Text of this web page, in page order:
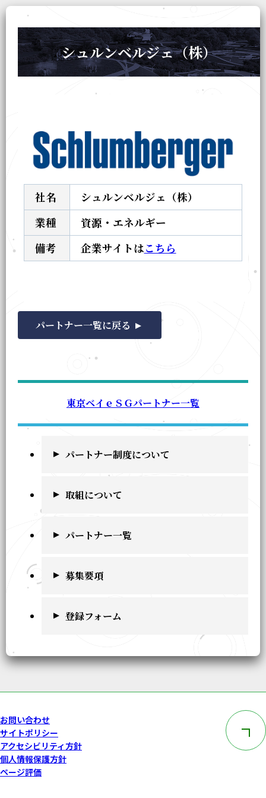
シュルンベルジェ（株）
東京ベイｅＳＧパートナー一覧
パートナー制度について
取組について
パートナー一覧
募集要項
登録フォーム
社名
シュルンベルジェ（株）
業種
資源・エネルギー
備考
企業サイトはこちら
パートナー一覧に戻る
お問い合わせ
サイトポリシー
アクセシビリティ方針
個人情報保護方針
ページ評価
このペー